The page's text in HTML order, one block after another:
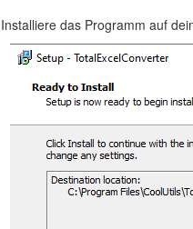
Installiere das Programm auf